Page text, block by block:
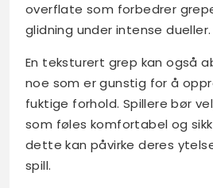
overflate som forbedrer
glidning under intense dueller.
En teksturert grep kan også
noe som er gunstig for å
fuktige forhold. Spillere bør
som føles komfortabel og
dette kan påvirke deres
spill.